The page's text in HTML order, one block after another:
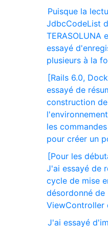
Puisque la
JdbcCodeList
TERASOLUNA
essayé
plusieurs à la
[Rails 6.0,
essayé de
construction de
les
pour créer un
[Pour les
J'ai essayé de
cycle de mise
désordonné de
ViewController
J'ai essayé